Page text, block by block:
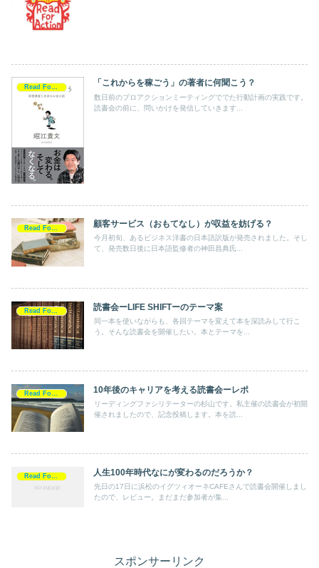
「これからを稼ごう」の著者に何聞こう？
数日前のプロアクションミーティングででた行動計画の実践です。
読書会の前に、問いかけを発信していきます...
顧客サービス（おもてなし）が収益を妨げる？
今月初旬、あるビジネス洋書の日本語訳版が発売されました。そし
て、発売数日後に日本語監修者の神田昌典氏...
読書会ーLIFE SHIFTーのテーマ案
同一本を使いながらも、各回テーマを変えて本を深読みして行こ
う。そんな読書会を開催したい。本とテーマを...
Read For Action 10年後のキャリアを考える読書会ーレポ
リーディングファシリテーターの杉山です。私主催の読書会が初開
催されましたので、記念投稿します。本を読...
人生100年時代なにが変わるのだろうか？
先日の17日に浜松のイグツィオーネCAFEさんで読書会開催しまし
たので、レビュー。まだまだ参加者が集...
スポンサーリンク